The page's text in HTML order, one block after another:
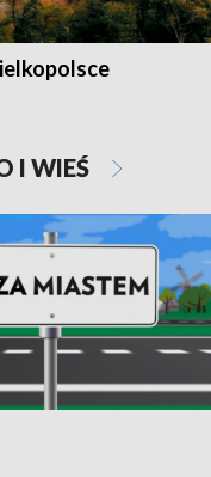
I WIEŚ